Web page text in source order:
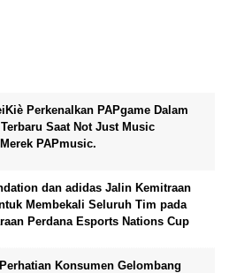
Perkenalkan PAPgame Dalam
Saat Not Just Music
PAPmusic.
dan adidas Jalin Kemitraan
Membekali Seluruh Tim pada
Perdana Esports Nations Cup
Konsumen Gelombang